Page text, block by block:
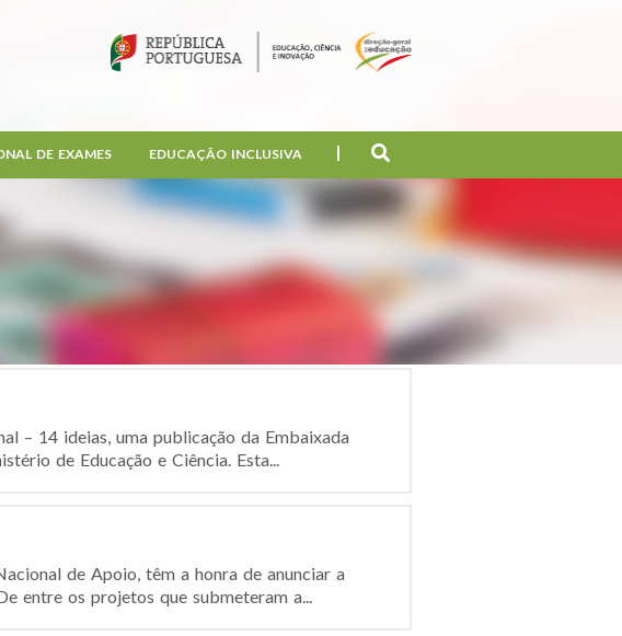
DE EXAMES EDUCAÇÃO INCLUSIVA
– 14 ideias, uma publicação da Embaixada
de Educação e Ciência. Esta...
de Apoio, têm a honra de anunciar a
entre os projetos que submeteram a...